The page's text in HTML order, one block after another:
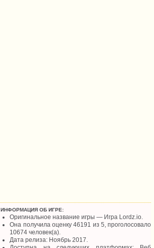
ИНФОРМАЦИЯ ОБ ИГРЕ:
Оригинальное название игры — Игра Lordz.io.
Она получила оценку 46191 из 5, проголосовало
10674 человек(а).
Дата релиза: Ноябрь 2017.